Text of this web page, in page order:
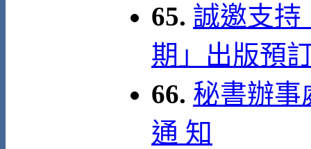
65. 誠邀支持
期」出版預
66. 秘書辦事
通 知